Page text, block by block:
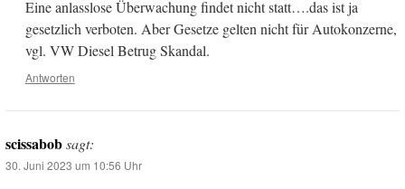
Eine anlasslose Überwachung findet nicht statt….das ist ja
gesetzlich verboten. Aber Gesetze gelten nicht für Autokonzerne,
vgl. VW Diesel Betrug Skandal.
Antworten
scissabobsagt:
30. Juni 2023 um 10:56 Uhr